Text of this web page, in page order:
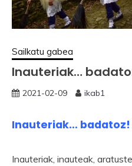
Sailkatu gabea
Inauteriak…
2021-02-09 ikab1
Inauteriak… badatoz!
Inauteriak, inauteak,